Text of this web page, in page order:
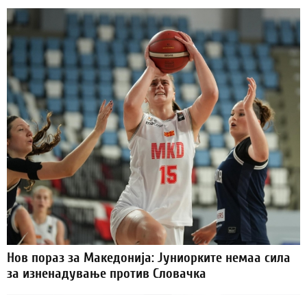
Нов пораз за Македонија: Јуниорките немаа сила
за изненадување против Словачка